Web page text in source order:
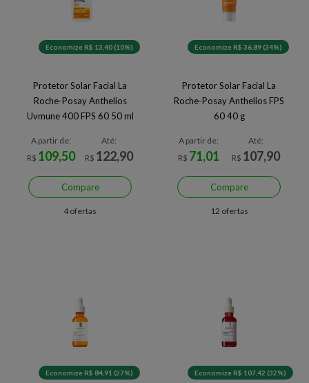
Economize R$ 13,40 (10%)
Protetor Solar Facial La
Roche-Posay Anthelios
Uvmune 400 FPS 60 50 ml
A partir de:
R$ 109,50
Até:
R$ 122,90
Compare
4 ofertas
Economize R$ 36,89 (34%)
Protetor Solar Facial La
Roche-Posay Anthelios FPS
60 40 g
A partir de:
R$ 71,01
Até:
R$ 107,90
Compare
12 ofertas
Economize R$ 84,91 (27%) Economize R$ 107,42 (32%)